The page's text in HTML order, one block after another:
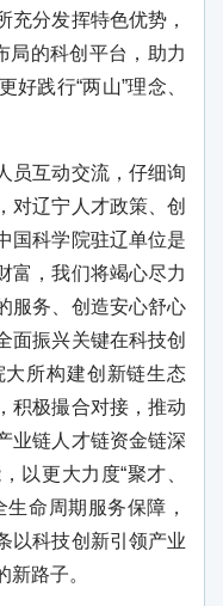
充分发挥特色优势，
局的科创平台，助力
践行“两山”理念、
员互动交流，仔细询
对辽宁人才政策、创
国科学院驻辽单位是
富，我们将竭心尽力
服务、创造安心舒心
面振兴关键在科技创
所构建创新链生态
积极撮合对接，推动
业链人才链资金链深
以更大力度“聚才、
命周期服务保障，
以科技创新引领产业
路子。